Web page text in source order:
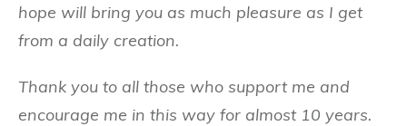
hope will bring you as much pleasure as I get
from a daily creation.
Thank you to all those who support me and
encourage me in this way for almost 10 years.